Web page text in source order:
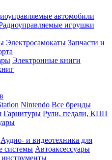
автомобили
игрушки
Электросамокаты Запчасти и
Электронные книги
Nintendo Все бренды
Гарнитуры Рули, педали, КПП
Аудио- и видеотехника для
системы Автоаксессуары